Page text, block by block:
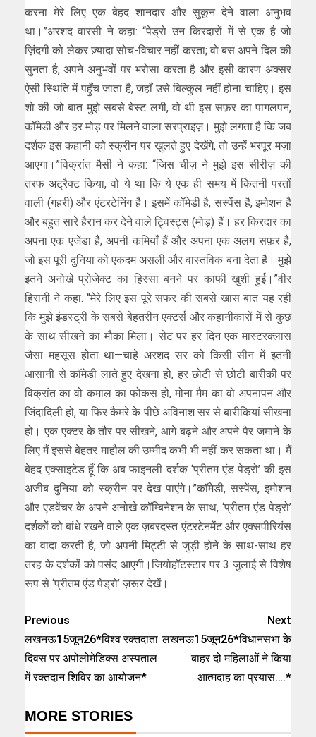
करना मेरे लिए एक बेहद शानदार और सुकून देने वाला अनुभव
था।”अरशद वारसी ने कहा: “पेड्रो उन किरदारों में से एक है जो
ज़िंदगी को लेकर ज़्यादा सोच-विचार नहीं करता; वो बस अपने दिल की
सुनता है, अपने अनुभवों पर भरोसा करता है और इसी कारण अक्सर
ऐसी स्थिति में पहुँच जाता है, जहाँ उसे बिल्कुल नहीं होना चाहिए। इस
शो की जो बात मुझे सबसे बेस्ट लगी, वो थी इस सफ़र का पागलपन,
कॉमेडी और हर मोड़ पर मिलने वाला सरप्राइज़। मुझे लगता है कि जब
दर्शक इस कहानी को स्क्रीन पर खुलते हुए देखेंगे, तो उन्हें भरपूर मज़ा
आएगा।”विक्रांत मैसी ने कहा: “जिस चीज़ ने मुझे इस सीरीज़ की
तरफ अट्रैक्ट किया, वो ये था कि ये एक ही समय में कितनी परतों
वाली (गहरी) और एंटरटेनिंग है। इसमें कॉमेडी है, सस्पेंस है, इमोशन है
और बहुत सारे हैरान कर देने वाले ट्विस्ट्स (मोड़) हैं। हर किरदार का
अपना एक एजेंडा है, अपनी कमियाँ हैं और अपना एक अलग सफ़र है,
जो इस पूरी दुनिया को एकदम असली और वास्तविक बना देता है। मुझे
इतने अनोखे प्रोजेक्ट का हिस्सा बनने पर काफी खुशी हुई।”वीर
हिरानी ने कहा: “मेरे लिए इस पूरे सफर की सबसे खास बात यह रही
कि मुझे इंडस्ट्री के सबसे बेहतरीन एक्टर्स और कहानीकारों में से कुछ
के साथ सीखने का मौका मिला। सेट पर हर दिन एक मास्टरक्लास
जैसा महसूस होता था—चाहे अरशद सर को किसी सीन में इतनी
आसानी से कॉमेडी लाते हुए देखना हो, हर छोटी से छोटी बारीकी पर
विक्रांत का वो कमाल का फोकस हो, मोना मैम का वो अपनापन और
जिंदादिली हो, या फिर कैमरे के पीछे अविनाश सर से बारीकियां सीखना
हो। एक एक्टर के तौर पर सीखने, आगे बढ़ने और अपने पैर जमाने के
लिए मैं इससे बेहतर माहौल की उम्मीद कभी भी नहीं कर सकता था। मैं
बेहद एक्साइटेड हूँ कि अब फाइनली दर्शक ‘प्रीतम एंड पेड्रो’ की इस
अजीब दुनिया को स्क्रीन पर देख पाएंगे।”कॉमेडी, सस्पेंस, इमोशन
और एडवेंचर के अपने अनोखे कॉम्बिनेशन के साथ, ‘प्रीतम एंड पेड्रो’
दर्शकों को बांधे रखने वाले एक ज़बरदस्त एंटरटेनमेंट और एक्सपीरियंस
का वादा करती है, जो अपनी मिट्टी से जुड़ी होने के साथ-साथ हर
तरह के दर्शकों को पसंद आएगी।जियोहॉटस्टार पर 3 जुलाई से विशेष
रूप से ‘प्रीतम एंड पेड्रो’ ज़रूर देखें।
Previous
लखनऊ15जून26*विश्व रक्तदाता
दिवस पर अपोलोमेडिक्स अस्पताल
में रक्तदान शिविर का आयोजन*
Next
लखनऊ15जून26*विधानसभा के
बाहर दो महिलाओं ने किया
आत्मदाह का प्रयास….*
MORE STORIES